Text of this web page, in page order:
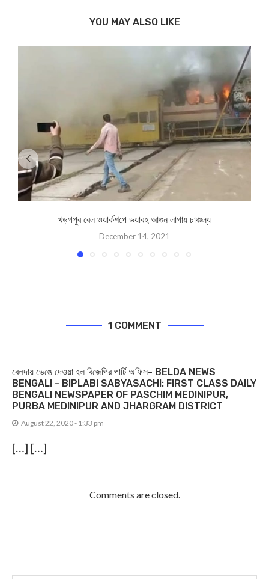
YOU MAY ALSO LIKE
খড়গপুর রেল ওয়ার্কশপে ভয়াবহ আগুন লাগায় চাঞ্চল্য
December 14, 2021
1 COMMENT
বেলদায় ভেঙে দেওয়া হল বিজেপির পার্টি অফিস- BELDA NEWS
BENGALI - BIPLABI SABYASACHI: FIRST CLASS DAILY
BENGALI NEWSPAPER OF PASCHIM MEDINIPUR,
PURBA MEDINIPUR AND JHARGRAM DISTRICT
August 22, 2020 - 1:33 pm
[…] […]
Comments are closed.